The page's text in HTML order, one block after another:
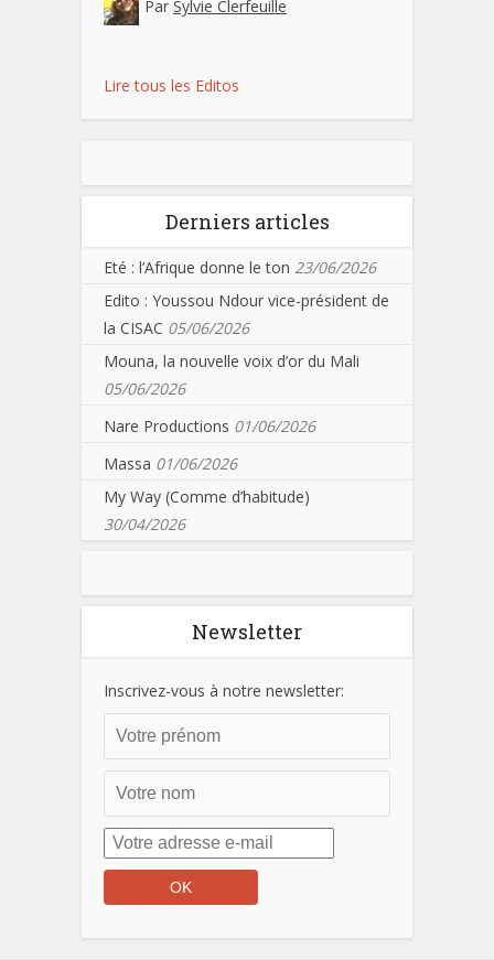
Par Sylvie Clerfeuille
Lire tous les Editos
Derniers articles
Eté : l’Afrique donne le ton 23/06/2026
Edito : Youssou Ndour vice-président de
la CISAC 05/06/2026
Mouna, la nouvelle voix d’or du Mali
05/06/2026
Nare Productions 01/06/2026
Massa 01/06/2026
My Way (Comme d’habitude)
30/04/2026
Newsletter
Inscrivez-vous à notre newsletter: